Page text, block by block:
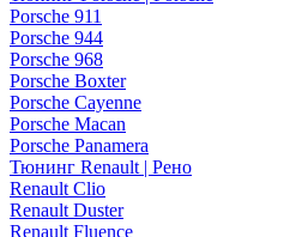
Porsche 911
Porsche 944
Porsche 968
Porsche Boxter
Porsche Cayenne
Porsche Macan
Porsche Panamera
Тюнинг Renault | Рено
Renault Clio
Renault Duster
Renault Fluence